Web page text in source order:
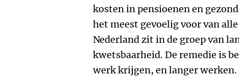
kosten in pensioenen en
het meest gevoelig voor van
Nederland zit in de groep van
kwetsbaarheid. De remedie is
werk krijgen, en langer